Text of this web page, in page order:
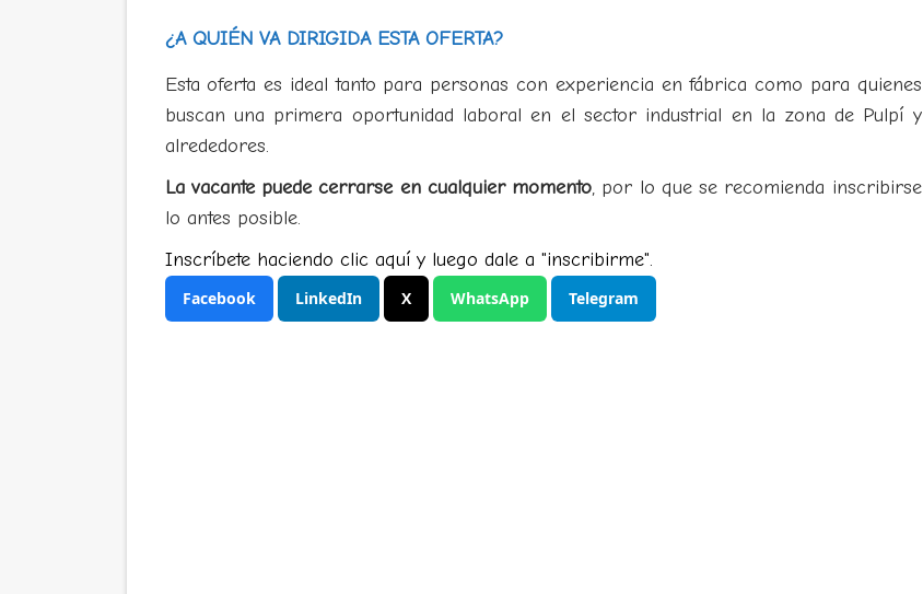
¿A QUIÉN VA DIRIGIDA ESTA OFERTA?
Esta oferta es ideal tanto para personas con experiencia en fábrica como para quienes
buscan una primera oportunidad laboral en el sector industrial en la zona de Pulpí y
alrededores.
La vacante puede cerrarse en cualquier momento, por lo que se recomienda inscribirse
lo antes posible.
Inscríbete haciendo clic aquí y luego dale a "inscribirme".
Facebook LinkedIn X WhatsApp Telegram